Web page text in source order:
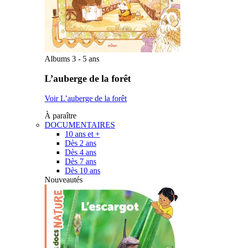
Albums 3 - 5 ans
L’auberge de la forêt
Voir L’auberge de la forêt
À paraître
DOCUMENTAIRES
10 ans et +
Dès 2 ans
Dès 4 ans
Dès 7 ans
Dès 10 ans
Nouveautés